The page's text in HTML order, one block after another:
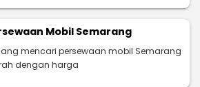
Mobil Semarang
mencari persewaan mobil Semarang
dengan harga